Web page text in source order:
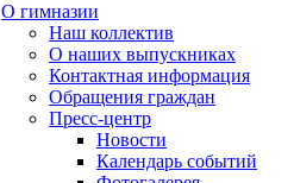
О гимназии
Наш коллектив
О наших выпускниках
Контактная информация
Обращения граждан
Пресс-центр
Новости
Календарь событий